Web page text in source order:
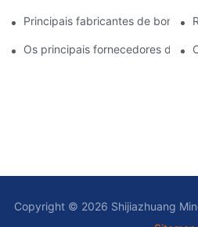
Principais fabricantes de
Os principais fornecedores de
Copyright © 2026 Shijiazhuang